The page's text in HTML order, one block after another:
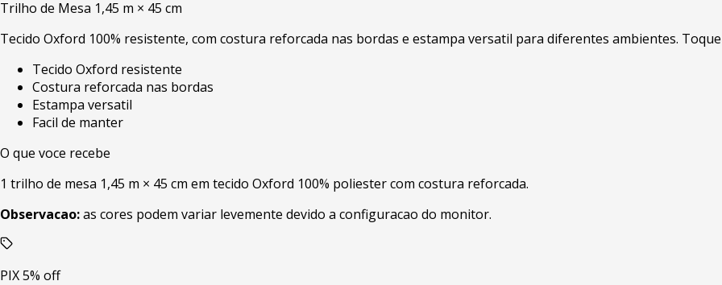
Trilho de Mesa 1,45 m × 45 cm
Tecido Oxford 100% resistente, com costura reforcada nas bordas e estampa versatil para diferentes ambientes.
Tecido Oxford resistente
Costura reforcada nas bordas
Estampa versatil
Facil de manter
O que voce recebe
1 trilho de mesa 1,45 m × 45 cm em tecido Oxford 100% poliester com costura reforcada.
Observacao:as cores podem variar levemente devido a configuracao do monitor.
PIX 5% off